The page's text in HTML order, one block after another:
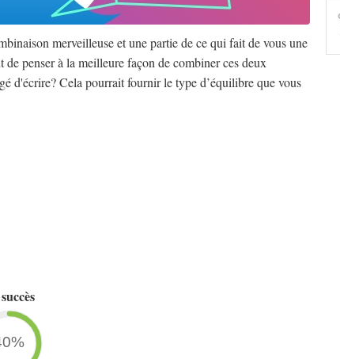
merveilleuse et une partie de ce qui fait de vous une
de penser à la meilleure façon de combiner ces deux
d'écrire? Cela pourrait fournir le type d’équilibre que vous